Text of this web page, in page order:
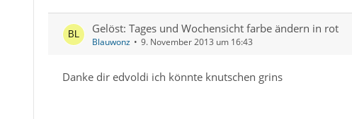
Gelöst: Tages und Wochensicht farbe ändern in rot
Blauwonz 9. November 2013 um 16:43
Danke dir edvoldi ich könnte knutschen grins